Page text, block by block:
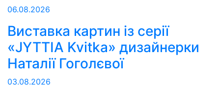
06.08.2026
Виставка картин із серії
«JYTTIA Kvitka» дизайнерки
Наталії Гоголєвої
03.08.2026